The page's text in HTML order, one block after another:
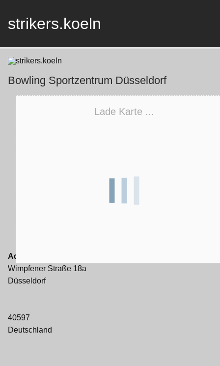
content
strikers.koeln
Bowling Sportzentrum Düsseldorf
Lade Karte ...
Adresse
Wimpfener Straße 18a
Düsseldorf
40597
Deutschland